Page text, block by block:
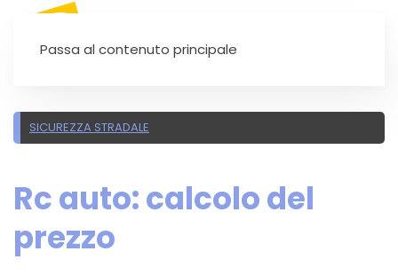
Passa al contenuto principale
SICUREZZA STRADALE
Rc auto: calcolo del
prezzo